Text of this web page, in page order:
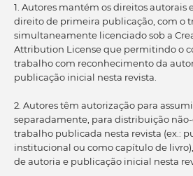
1. Autores mantém os direitos autorais
direito de primeira publicação, com o
simultaneamente licenciado sob a
Attribution License que permitindo o
trabalho com reconhecimento da
publicação inicial nesta revista.
2. Autores têm autorização para
separadamente, para distribuição
trabalho publicada nesta revista (ex.:
institucional ou como capítulo de
de autoria e publicação inicial nesta